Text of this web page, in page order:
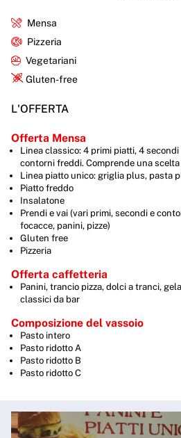
Mensa
Pizzeria
Vegetariani
Gluten-free
L'OFFERTA
Offerta Mensa
Linea classico: 4 primi piatti, 4
contorni freddi. Comprende una
Linea piatto unico: griglia plus, pasta
Piatto freddo
Insalatone
Prendi e vai (vari primi, secondi e
focacce, panini, pizze)
Gluten free
Pizzeria
Offerta caffetteria
Panini, trancio pizza, dolci a tranci,
classici da bar
Composizione del vassoio
Pasto intero
Pasto ridotto A
Pasto ridotto B
Pasto ridotto C